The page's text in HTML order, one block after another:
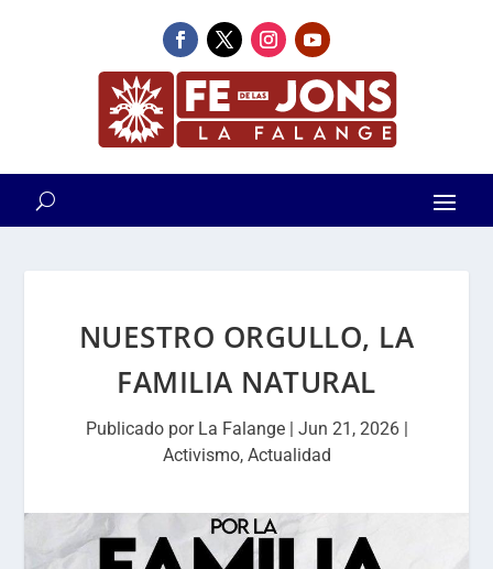
NUESTRO ORGULLO, LA
FAMILIA NATURAL
Publicado por La Falange| Jun 21, 2026|
Activismo, Actualidad